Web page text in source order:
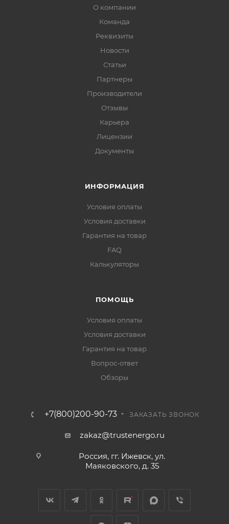
О компании
Команда
Реквизиты
Новости
Статьи
Партнеры
Производители
Отзывы
Карьера
Лицензии
Документы
ИНФОРМАЦИЯ
Условия оплаты
Условия доставки
Гарантия на товар
FAQ
Калькуляторы
ПОМОЩЬ
Условия оплаты
Условия доставки
Гарантия на товар
Вопрос-ответ
Обзоры
+7(800)200-90-73 ЗАКАЗАТЬ ЗВОНОК
zakaz@trustenergo.ru
Россия, гг. Ижевск, ул.
Маяковского, д. 35